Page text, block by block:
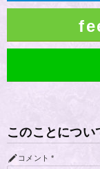
このことについ
コメント *